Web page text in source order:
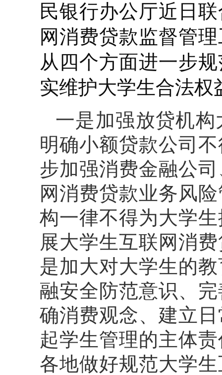
民银行办公厅近日
网消费贷款监督管
从四个方面进一步
实维护大学生合法权
一是加强放贷机
明确小额贷款公司
步加强消费金融公
网消费贷款业务风
构一律不得为大学
展大学生互联网消
是加大对大学生的
融安全防范意识、
确消费观念、建立
起学生管理的主体
各地做好规范大学